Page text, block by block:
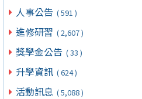
人事公告 ( 591 )
進修研習 ( 2,607 )
獎學金公告 ( 33 )
升學資訊 ( 624 )
活動訊息 ( 5,088 )